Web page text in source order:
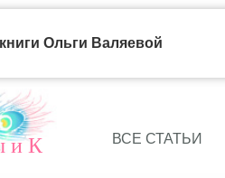
и К ВСЕ СТАТЬИ
Ольги Валяевой